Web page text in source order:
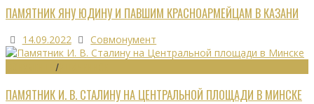
ПАМЯТНИК ЯНУ ЮДИНУ И ПАВШИМ КРАСНОАРМЕЙЦАМ В КАЗАНИ
14.09.2022 Совмонумент
/
ПАМЯТНИК И. В. СТАЛИНУ НА ЦЕНТРАЛЬНОЙ ПЛОЩАДИ В МИНСКЕ